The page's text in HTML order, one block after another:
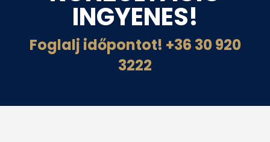
INGYENES!
Foglalj időpontot! +36 30 920
3222